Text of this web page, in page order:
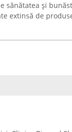
sănătatea și
extinsă de